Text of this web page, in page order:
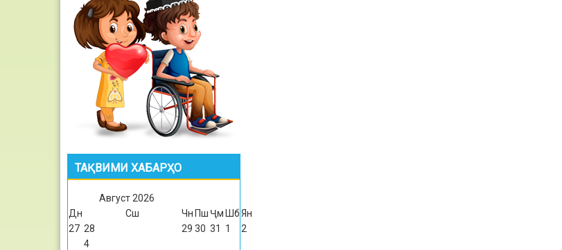
ТАҚВИМИ ХАБАРҲО
Август 2026
Дн
Сш Чн Пш Ҷм ШбЯн
27 28 29 30 31 1 2
4